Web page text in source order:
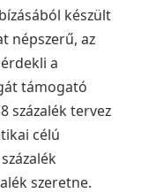
készült
népszerű, az
a
támogató
százalék tervez
célú
szeretne.